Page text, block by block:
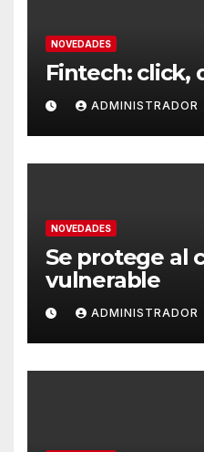
NOVEDADES
Fintech: click,
ADMINISTRADOR
NOVEDADES
Se protege al
vulnerable
ADMINISTRADOR